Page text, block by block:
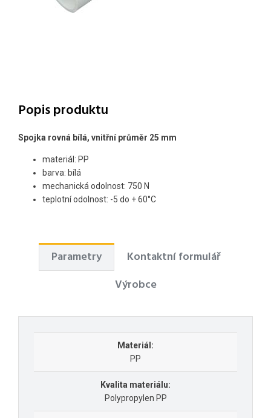
Popis produktu
Spojka rovná bílá, vnitřní průměr 25 mm
materiál: PP
barva: bílá
mechanická odolnost: 750 N
teplotní odolnost: -5 do + 60°C
Parametry
Kontaktní formulář
Výrobce
Materiál:
PP
Kvalita materiálu:
Polypropylen PP